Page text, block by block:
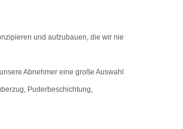
und aufzubauen, die wir nie
Abnehmer eine große Auswahl
Puderbeschichtung,